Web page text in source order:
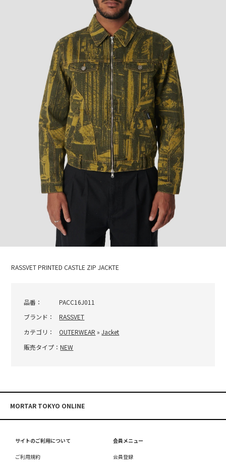
RASSVET PRINTED CASTLE ZIP JACKTE
品番：
PACC16J011
ブランド：
RASSVET
カテゴリ：
OUTERWEAR »Jacket
販売タイプ：NEW
MORTAR TOKYO ONLINE
サイトのご利用について
ご利用規約
会員メニュー
会員登録